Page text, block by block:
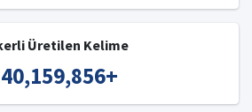
Üretilen Kelime
+